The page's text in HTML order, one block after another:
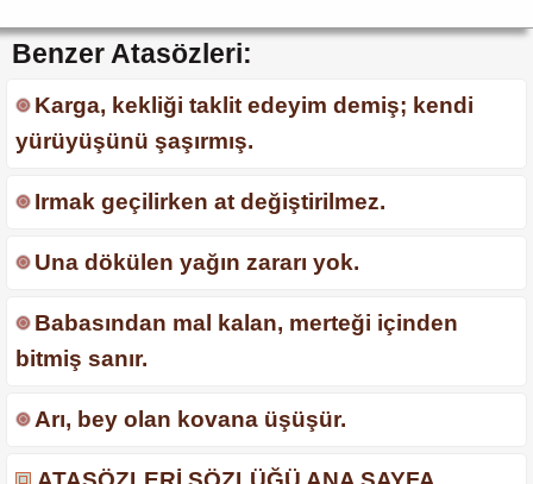
Benzer Atasözleri:
Karga, kekliği taklit edeyim demiş; kendi
yürüyüşünü şaşırmış.
Irmak geçilirken at değiştirilmez.
Una dökülen yağın zararı yok.
Babasından mal kalan, merteği içinden
bitmiş sanır.
Arı, bey olan kovana üşüşür.